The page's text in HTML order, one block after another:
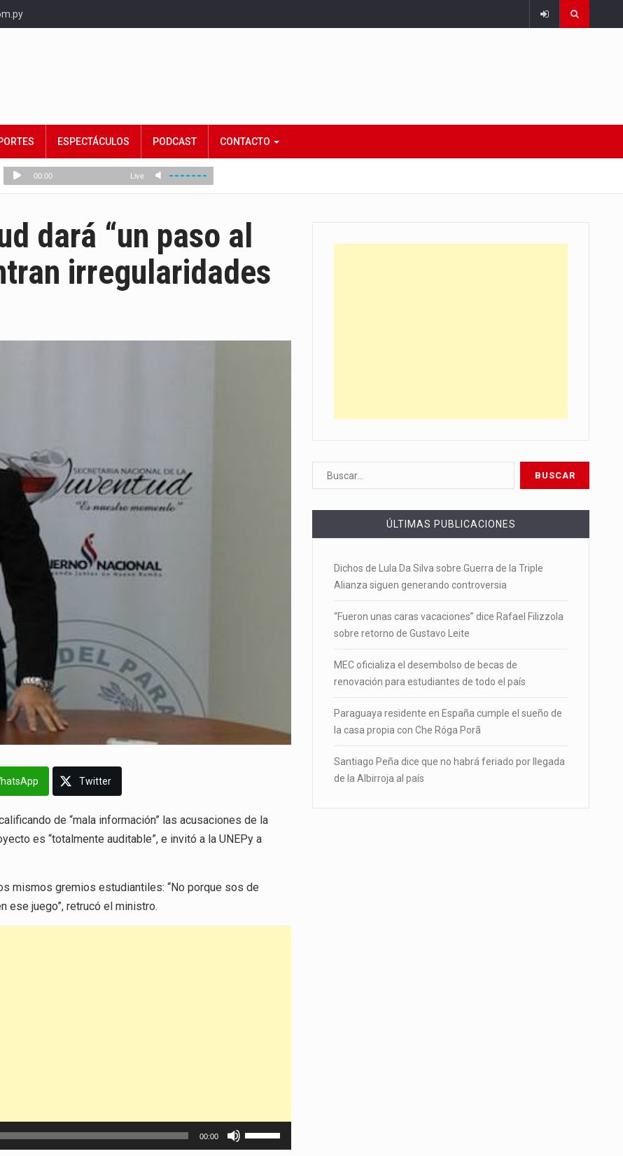
ESPECTÁCULOS PODCAST CONTACTO
dará “un paso al
irregularidades
Twitter
de “mala información” las acusaciones de la
es “totalmente auditable”, e invitó a la UNEPy a
mismos gremios estudiantiles: “No porque sos de
ese juego”, retrucó el ministro.
00:00
las
ÚLTIMAS PUBLICACIONES
Dichos de Lula Da Silva sobre Guerra de la Triple
Alianza siguen generando controversia
“Fueron unas caras vacaciones” dice Rafael Filizzola
sobre retorno de Gustavo Leite
MEC oficializa el desembolso de becas de
renovación para estudiantes de todo el país
Paraguaya residente en España cumple el sueño de
la casa propia con Che Róga Porã
Santiago Peña dice que no habrá feriado por llegada
de la Albirroja al país